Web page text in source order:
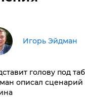
Игорь Эйдман
голову под
описал сценарий